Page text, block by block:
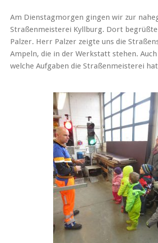
Am Dienstagmorgen gingen wir zur
Straßenmeisterei Kyllburg. Dort
Palzer. Herr Palzer zeigte uns die
Ampeln, die in der Werkstatt stehen.
welche Aufgaben die Straßenmeisterei